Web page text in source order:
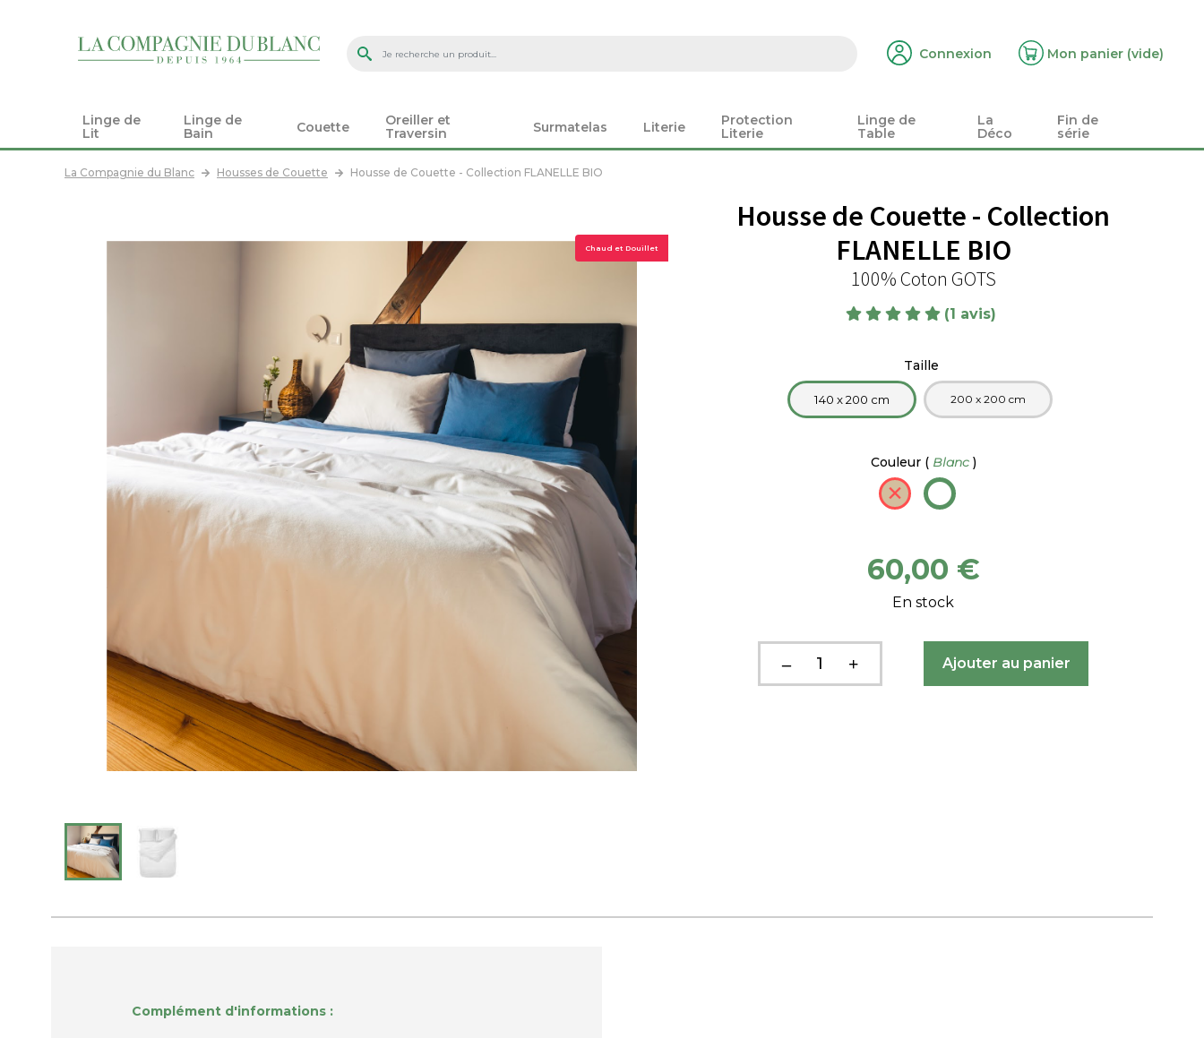
Connexion Mon panier (vide)
Linge de
Lit
Linge de
Bain
Couette
Oreiller et
Traversin
Surmatelas Literie
Protection
Literie
Linge de
Table
La
Déco
Fin de
série
La Compagnie du Blanc Housses de Couette Housse de Couette - Collection FLANELLE BIO
Chaud et Douillet
Housse de Couette - Collection
FLANELLE BIO
100% Coton GOTS
(1 avis)
Taille
140 x 200 cm 200 x 200 cm
Couleur ( Blanc)
60,00 €
En stock
Complément d'informations :